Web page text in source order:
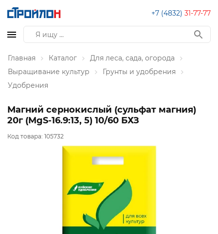
+7 (4832) 31-77-77
Главная Каталог
Для леса, сада, огорода
Выращивание культур
Грунты и удобрения
Удобрения
Магний сернокислый (сульфат магния)
20г (MgS-16.9:13, 5) 10/60 БХЗ
Код товара: 105732